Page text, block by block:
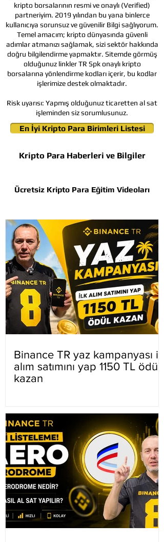
Ücretsiz Kripto Para Eğitim Videoları
Kripto Para Haberleri ve Bilgiler
En İyi Kripto Para Birimleri Listesi
Binance TR yaz kampanyası ilk
alım satımını yap 1150 TL ödül
kazan
kripto borsalarının resmi ve onaylı (Verified)
partneriyim. 2019 yılından bu yana binlerce
kullanıcıya sorunsuz ve güvenilir Bilgi sağlıyorum.
Temel amacım; kripto dünyasında güvenli
adımlar atmanızı sağlamak, sizi sektör hakkında
doğru bilgilendirme yapmaktır. Sitemde görmüş
olduğunuz linkler TR Spk onaylı kripto
borsalarına yönlendirme kodları içerir, bu kodlar
işlerimize destek olmaktadır.
Risk uyarısı: Yapmış olduğunuz ticaretten al sat
işleminden siz sorumlusunuz.